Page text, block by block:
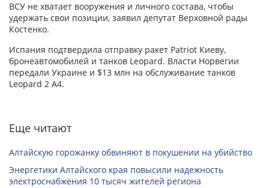
ВСУ не хватает вооружения и личного состава, чтобы
удержать свои позиции, заявил депутат Верховной рады
Костенко.
Испания подтвердила отправку ракет Patriot Киеву,
бронеавтомобилей и танков Leopard. Власти Норвегии
передали Украине и $13 млн на обслуживание танков
Leopard 2 A4.
Еще читают
Алтайскую горожанку обвиняют в покушении на убийство
Энергетики Алтайского края повысили надежность
электроснабжения 10 тысяч жителей региона